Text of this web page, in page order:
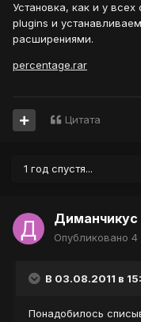
Установка, как и у
plugins и
расширениями.
percentage.rar
Цитата
1 год спустя...
Диманчикус
Опубликовано 4
В 03.08.2011 в
Понадобилось